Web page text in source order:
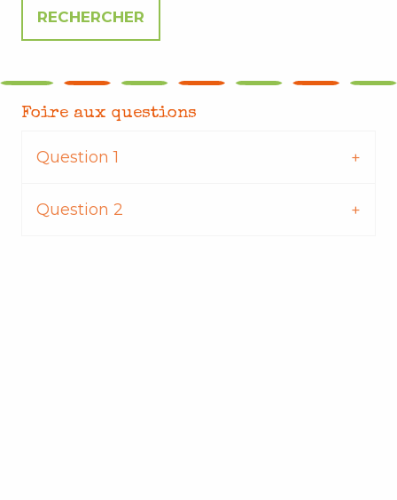
Foire aux questions
Question 1
Question 2